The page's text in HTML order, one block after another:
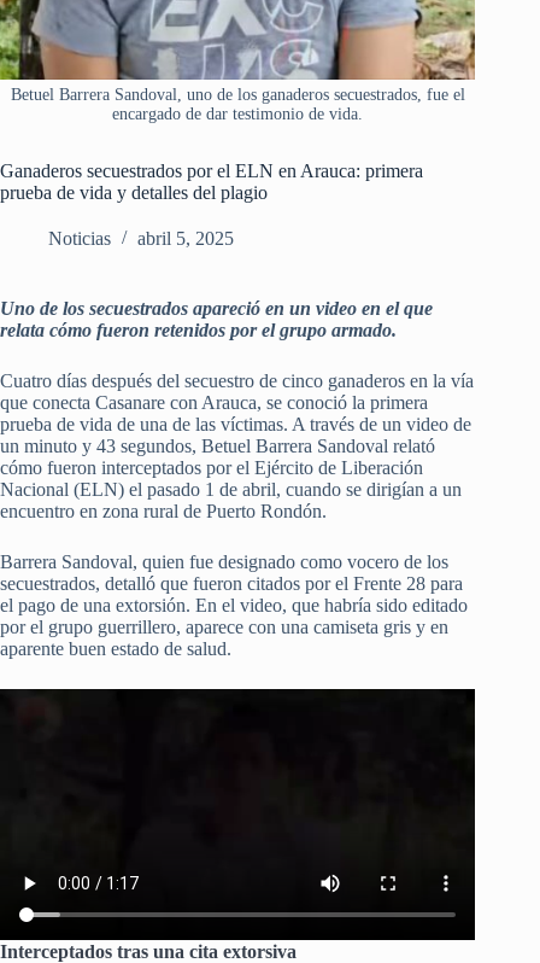
Betuel Barrera Sandoval, uno de los ganaderos secuestrados, fue el
encargado de dar testimonio de vida.
Ganaderos secuestrados por el ELN en Arauca: primera
prueba de vida y detalles del plagio
Noticias abril 5, 2025
Uno de los secuestrados apareció en un video en el que
relata cómo fueron retenidos por el grupo armado.
Cuatro días después del secuestro de cinco ganaderos en la vía
que conecta Casanare con Arauca, se conoció la primera
prueba de vida de una de las víctimas. A través de un video de
un minuto y 43 segundos, Betuel Barrera Sandoval relató
cómo fueron interceptados por el Ejército de Liberación
Nacional (ELN) el pasado 1 de abril, cuando se dirigían a un
encuentro en zona rural de Puerto Rondón.
Barrera Sandoval, quien fue designado como vocero de los
secuestrados, detalló que fueron citados por el Frente 28 para
el pago de una extorsión. En el video, que habría sido editado
por el grupo guerrillero, aparece con una camiseta gris y en
aparente buen estado de salud.
Interceptados tras una cita extorsiva